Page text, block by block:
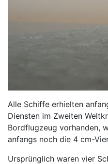
Alle Schiffe erhielten
Diensten im Zweiten
Bordflugzeug vorhanden,
anfangs noch die 4 cm-
Ursprünglich waren vier